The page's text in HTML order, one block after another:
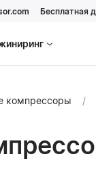
Бесплатная
компрессоры